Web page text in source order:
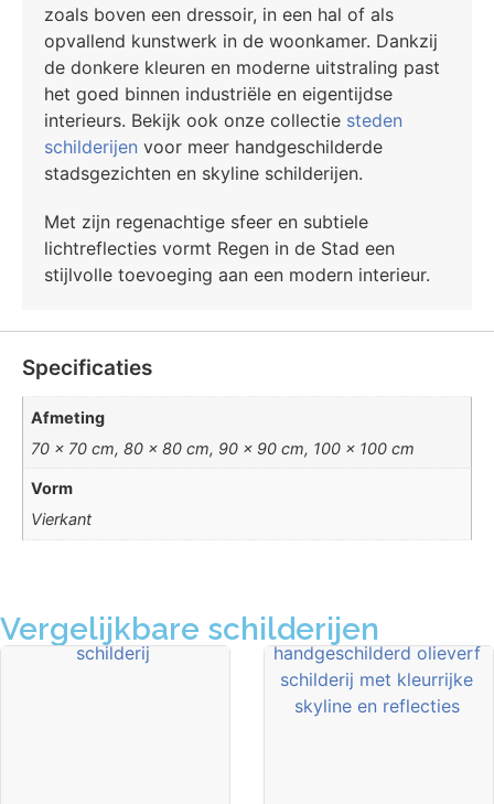
zoals boven een dressoir, in een hal of als
opvallend kunstwerk in de woonkamer. Dankzij
de donkere kleuren en moderne uitstraling past
het goed binnen industriële en eigentijdse
interieurs. Bekijk ook onze collectie steden
schilderijen voor meer handgeschilderde
stadsgezichten en skyline schilderijen.
Met zijn regenachtige sfeer en subtiele
lichtreflecties vormt Regen in de Stad een
stijlvolle toevoeging aan een modern interieur.
Specificaties
Afmeting
70 x 70 cm, 80 x 80 cm, 90 x 90 cm, 100 x 100 cm
Vorm
Vierkant
Vergelijkbare schilderijen